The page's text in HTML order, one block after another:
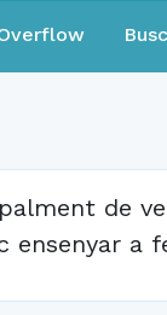
de
ensenyar a